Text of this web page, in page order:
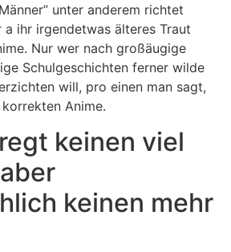
unter anderem richtet
ihr irgendetwas älteres Traut
Nur wer nach großäugige
Schulgeschichten ferner wilde
will, pro einen man sagt,
Anime.
keinen viel
keinen mehr